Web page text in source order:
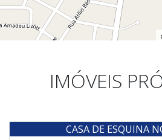
IMÓVEIS
CASA DE ESQUINA